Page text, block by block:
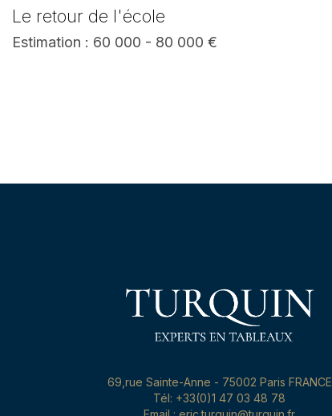
Le retour de l'école
Estimation : 60 000 - 80 000 €
69,rue Sainte-Anne - 75002 Paris FRANCE
Tél: +33(0)1 47 03 48 78